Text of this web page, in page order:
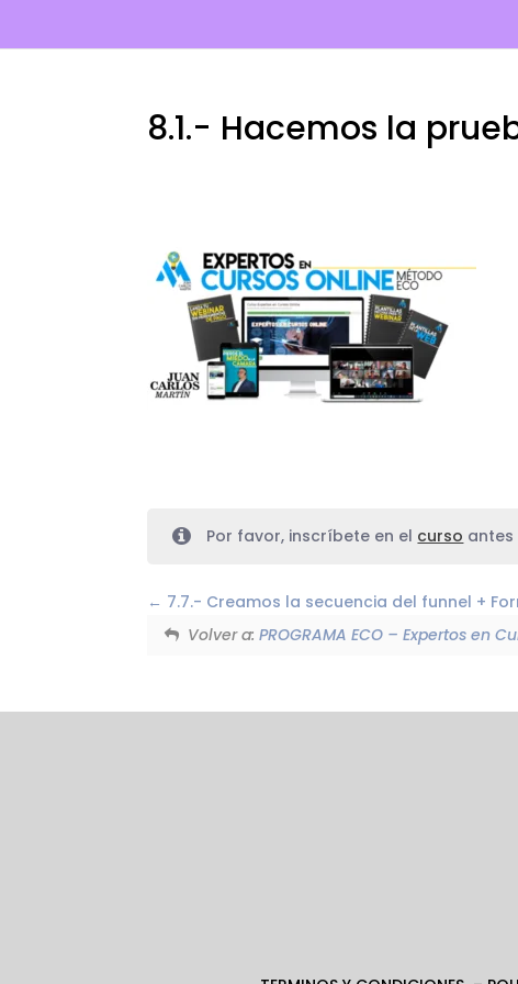
8.1.- Hacemos la
Por favor, inscríbete en el curso antes
7.7.- Creamos la secuencia del funnel +
Volver a:PROGRAMA ECO – Expertos en